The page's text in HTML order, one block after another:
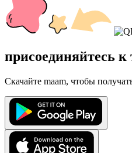
присоединяйтесь
Скачайте maam, чтобы